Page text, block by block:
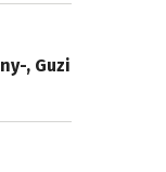
, Guzi